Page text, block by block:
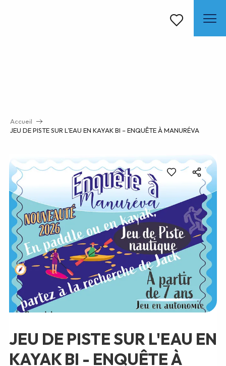
Voir les favoris
Accueil
JEU DE PISTE SUR L’EAU EN KAYAK BI – ENQUÊTE À MANURÉVA